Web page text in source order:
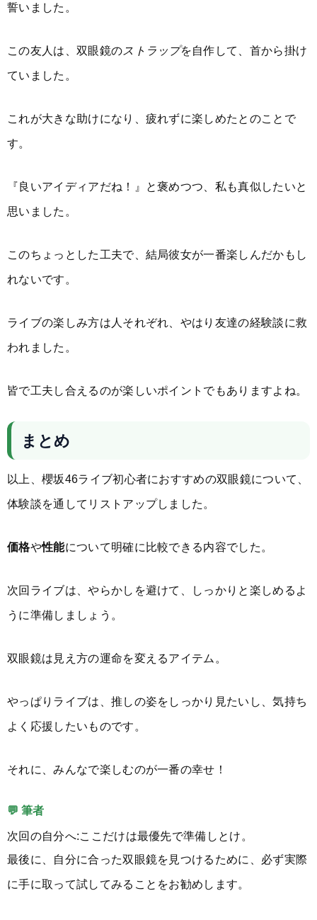
誓いました。
この友人は、双眼鏡の ストラップを自作して、首から掛け
ていました。
これが大きな助けになり、疲れずに楽しめたとのことで
す。
『良いアイディアだね！』と褒めつつ、私も真似したいと
思いました。
このちょっとした工夫で、結局彼女が一番楽しんだかもし
れないです。
ライブの楽しみ方は人それぞれ、やはり友達の経験談に救
われました。
皆で工夫し合えるのが楽しいポイントでもありますよね。
まとめ
以上、櫻坂46ライブ初心者におすすめの双眼鏡について、
体験談を通してリストアップしました。
価格や性能について明確に比較できる内容でした。
次回ライブは、やらかしを避けて、しっかりと楽しめるよ
うに準備しましょう。
双眼鏡は見え方の運命を変えるアイテム。
やっぱりライブは、推しの姿をしっかり見たいし、気持ち
よく応援したいものです。
それに、みんなで楽しむのが一番の幸せ！
💬 筆者
次回の自分へ:ここだけは最優先で準備しとけ。
最後に、自分に合った双眼鏡を見つけるために、必ず実際
に手に取って試してみることをお勧めします。